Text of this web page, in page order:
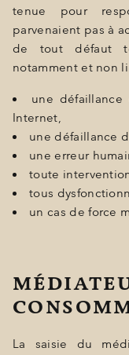
tenue pour
parvenaient pas à
de tout défaut
notamment et non
une
Internet,
une défaillance
une erreur
toute
tous
un cas de force
La saisie du